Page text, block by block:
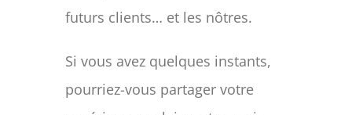
futurs clients… et les nôtres.
Si vous avez quelques instants,
pourriez-vous partager votre